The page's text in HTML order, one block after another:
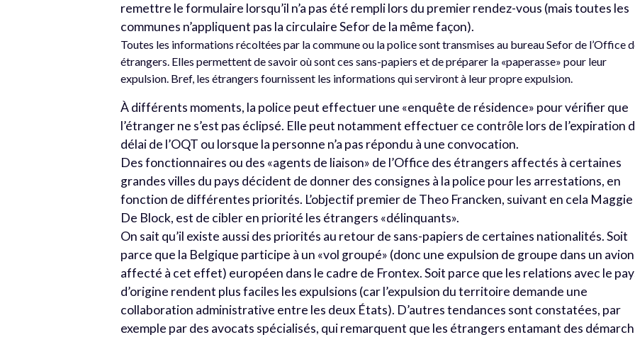
remettre le formulaire lorsqu’il n’a pas été rempli lors du premier rendez-vous (mais toutes les
communes n’appliquent pas la circulaire Sefor de la même façon).
Toutes les informations récoltées par la commune ou la police sont transmises au bureau Sefor de l’Office
étrangers. Elles permettent de savoir où sont ces sans-papiers et de préparer la «paperasse» pour leur
expulsion. Bref, les étrangers fournissent les informations qui serviront à leur propre expulsion.
À différents moments, la police peut effectuer une «enquête de résidence» pour vérifier que
l’étranger ne s’est pas éclipsé. Elle peut notamment effectuer ce contrôle lors de l’expiration
délai de l’OQT ou lorsque la personne n’a pas répondu à une convocation.
Des fonctionnaires ou des «agents de liaison» de l’Office des étrangers affectés à certaines
grandes villes du pays décident de donner des consignes à la police pour les arrestations, en
fonction de différentes priorités. L’objectif premier de Theo Francken, suivant en cela Maggie
De Block, est de cibler en priorité les étrangers «délinquants».
On sait qu’il existe aussi des priorités au retour de sans-papiers de certaines nationalités. Soit
parce que la Belgique participe à un «vol groupé» (donc une expulsion de groupe dans un avion
affecté à cet effet) européen dans le cadre de Frontex. Soit parce que les relations avec le
d’origine rendent plus faciles les expulsions (car l’expulsion du territoire demande une
collaboration administrative entre les deux États). D’autres tendances sont constatées, par
exemple par des avocats spécialisés, qui remarquent que les étrangers entamant des